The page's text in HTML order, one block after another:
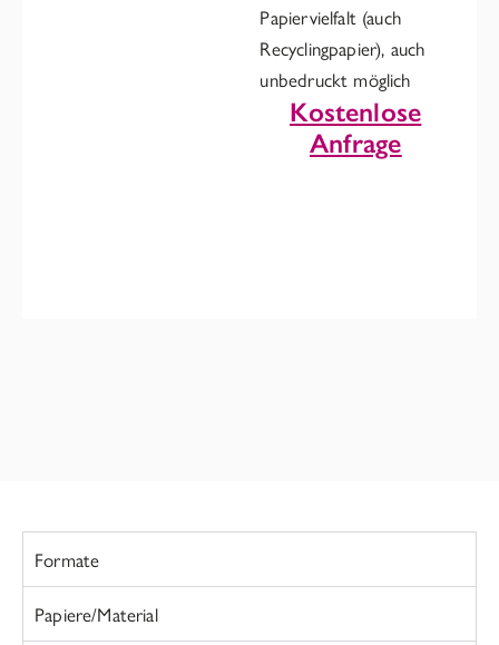
Papiervielfalt (auch
Recyclingpapier), auch
unbedruckt möglich
Kostenlose
Anfrage
Formate
Papiere/Material